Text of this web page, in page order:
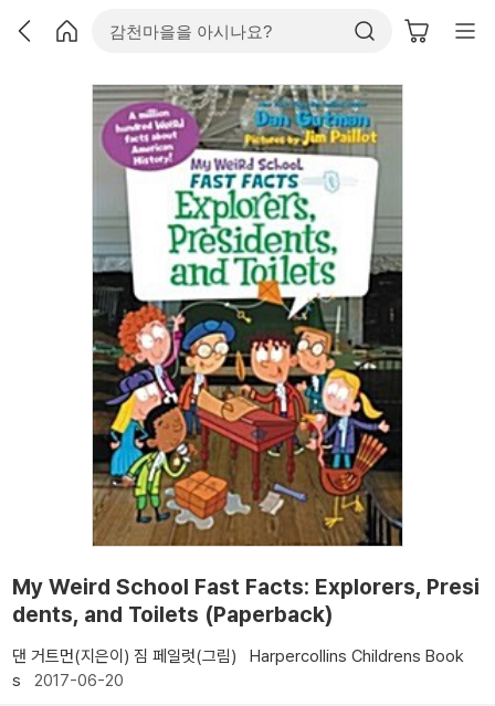
My Weird School Fast Facts: Explorers, Presi
dents, and Toilets (Paperback)
댄 거트먼(지은이) 짐 페일럿(그림)
Harpercollins Childrens Book
s 2017-06-20